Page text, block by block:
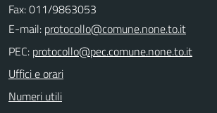
Fax: 011/9863053
E-mail:
PEC:
Uffici e orari
Numeri utili